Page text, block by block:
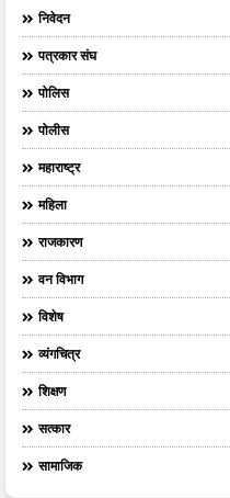
निवेदन
पत्रकार संघ
पोलिस
पोलीस
महाराष्ट्र
महिला
राजकारण
वन विभाग
विशेष
व्यंगचित्र
शिक्षण
सत्कार
सामाजिक